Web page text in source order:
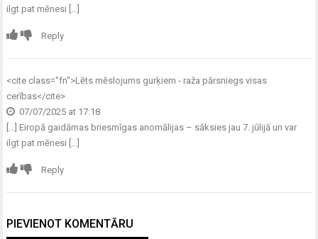
ilgt pat mēnesi […]
Reply
<cite class="fn">Lēts mēslojums gurķiem - raža pārsniegs visas
cerības</cite>
07/07/2025 at 17:18
[…] Eiropā gaidāmas briesmīgas anomālijas – sāksies jau 7. jūlijā un var
ilgt pat mēnesi […]
Reply
PIEVIENOT KOMENTĀRU